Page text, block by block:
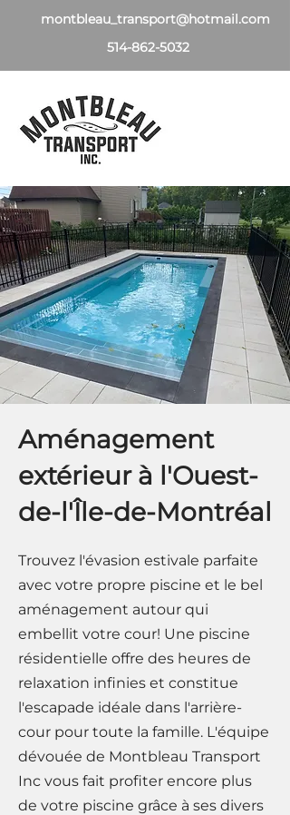
montbleau_transport@hotmail.com
514-862-5032
ACCUEIL À PROPOS
SERVICES GALERIE
CONTACTEZ-NOUS
Aménagement
extérieur à l'Ouest-
de-l'Île-de-Montréal
Trouvez l'évasion estivale parfaite
avec votre propre piscine et le bel
aménagement autour qui
embellit votre cour! Une piscine
résidentielle offre des heures de
relaxation infinies et constitue
l'escapade idéale dans l'arrière-
cour pour toute la famille. L'équipe
dévouée de Montbleau Transport
Inc vous fait profiter encore plus
de votre piscine grâce à ses divers